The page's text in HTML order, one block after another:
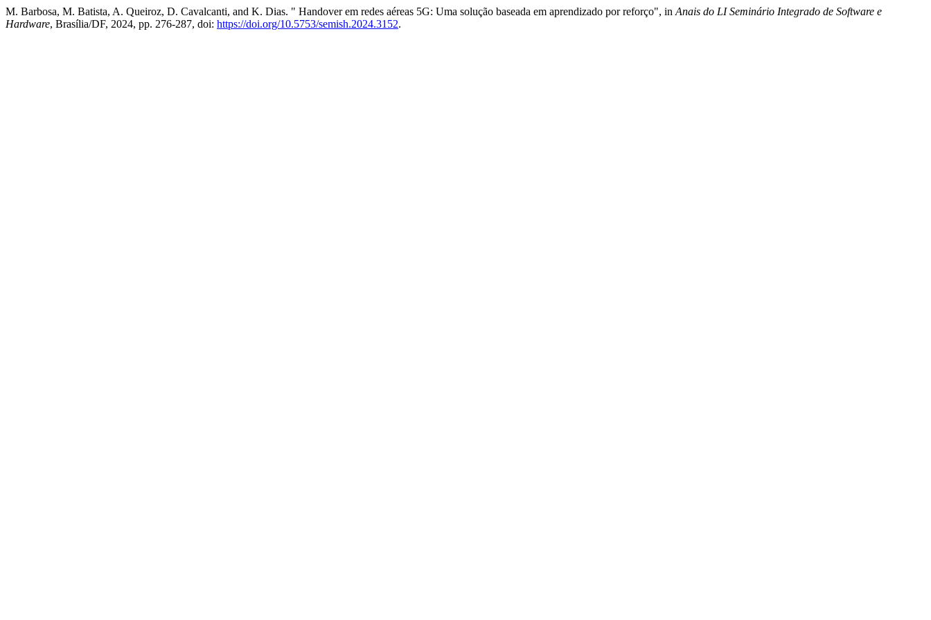
M. Barbosa, M. Batista, A. Queiroz, D. Cavalcanti, and K. Dias. " Handover em redes aéreas 5G: Uma solução baseada em aprendizado por reforço", in Anais do LI Seminário Integrado de Software e
Hardware, Brasília/DF, 2024, pp. 276-287, doi: https://doi.org/10.5753/semish.2024.3152.